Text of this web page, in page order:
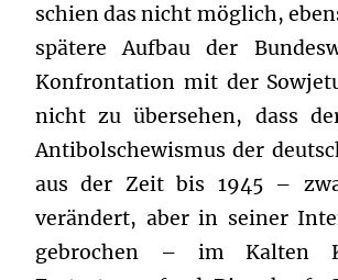
schien das nicht möglich,
spätere Aufbau der
Konfrontation mit der
nicht zu übersehen, dass
Antibolschewismus der
aus der Zeit bis 1945 –
verändert, aber in seiner
gebrochen – im Kalten